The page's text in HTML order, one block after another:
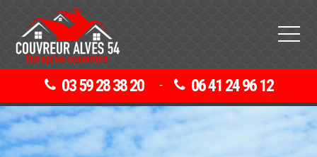
03 59 28 38 20 - 06 41 24 96 12